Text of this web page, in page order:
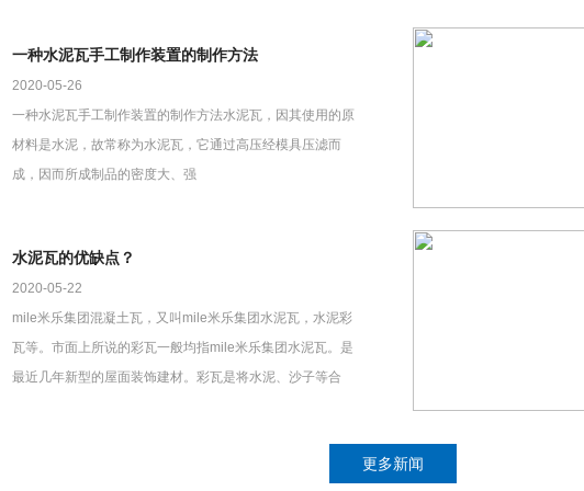
一种水泥瓦手工制作装置的制作方法
2020-05-26
一种水泥瓦手工制作装置的制作方法水泥瓦，因其使用的原
材料是水泥，故常称为水泥瓦，它通过高压经模具压滤而
成，因而所成制品的密度大、强
水泥瓦的优缺点？
2020-05-22
mile米乐集团混凝土瓦，又叫mile米乐集团水泥瓦，水泥彩
瓦等。市面上所说的彩瓦一般均指mile米乐集团水泥瓦。是
最近几年新型的屋面装饰建材。彩瓦是将水泥、沙子等合
更多新闻